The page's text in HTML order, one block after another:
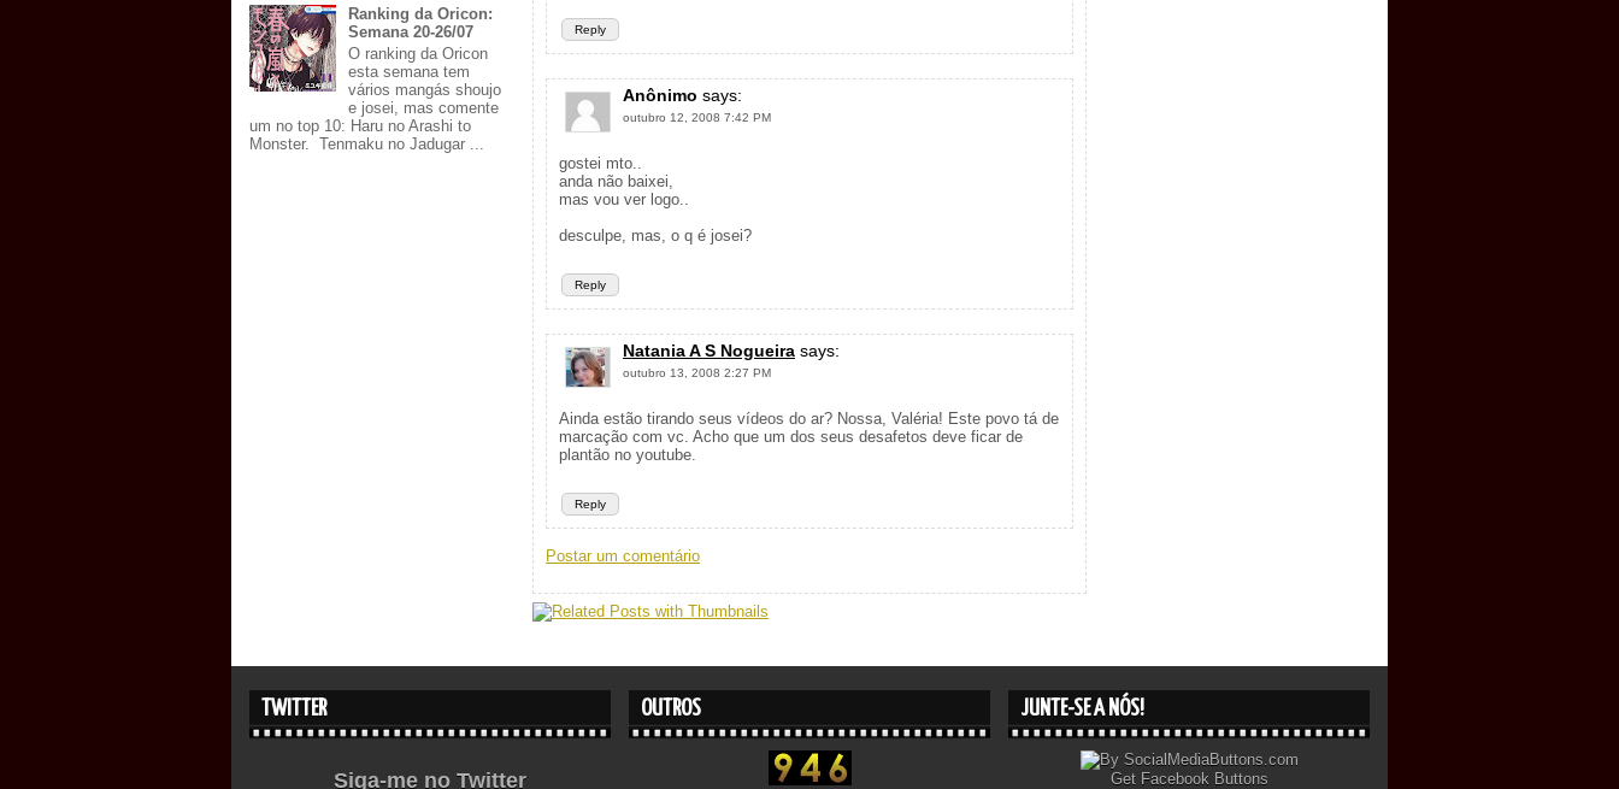
Ranking da Oricon:
Semana 20-26/07
O ranking da Oricon
esta semana tem
vários mangás shoujo
e josei, mas comente
um no top 10: Haru no Arashi to
Monster. Tenmaku no Jadugar ...
Reply
Anônimo says:
outubro 12, 2008 7:42 PM
Reply
gostei mto..
anda não baixei,
mas vou ver logo..
desculpe, mas, o q é josei?
Natania A S Nogueira says:
outubro 13, 2008 2:27 PM
Reply
Ainda estão tirando seus vídeos do ar? Nossa, Valéria! Este povo tá de
marcação com vc. Acho que um dos seus desafetos deve ficar de
plantão no youtube.
Postar um comentário
TWITTER
Siga-me no Twitter
OUTROS JUNTE-SE A NÓS!
Get Facebook Buttons